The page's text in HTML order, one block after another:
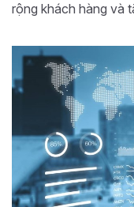
rộng khách hàng và